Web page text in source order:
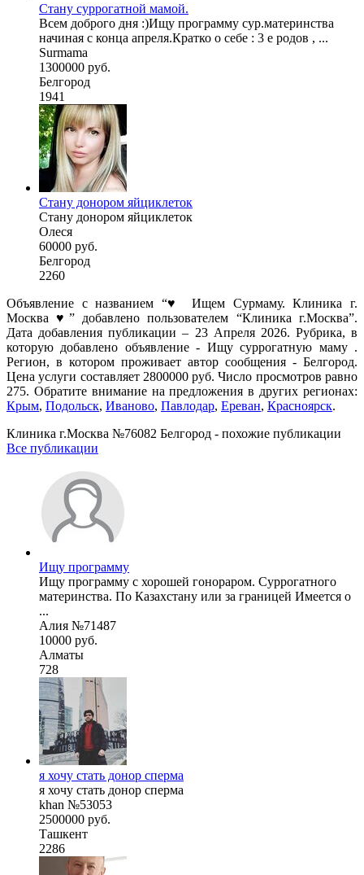
Стану суррогатной мамой.
Всем доброго дня :)Ищу программу сур.материнства
начиная с конца апреля.Кратко о себе : 3 е родов , ...
Surmama
1300000 руб.
Белгород
1941
Стану донором яйциклеток
Стану донором яйциклеток
Олеся
60000 руб.
Белгород
2260
Объявление с названием “♥️ Ищем Сурмаму. Клиника г.
Москва ♥️” добавлено пользователем “Клиника г.Москва”.
Дата добавления публикации – 23 Апреля 2026. Рубрика, в
которую добавлено объявление - Ищу суррогатную маму .
Регион, в котором проживает автор сообщения - Белгород.
Цена услуги составляет 2800000 руб. Число просмотров равно
275. Обратите внимание на предложения в других регионах:
Крым, Подольск, Иваново, Павлодар, Ереван, Красноярск.
Клиника г.Москва №76082 Белгород - похожие публикации
Все публикации
Ищу программу
Ищу программу с хорошей гонораром. Суррогатного
материнства. По Казахстану или за границей Имеется о
...
Алия №71487
10000 руб.
Алматы
728
я хочу стать донор сперма
я хочу стать донор сперма
khan №53053
2500000 руб.
Ташкент
2286